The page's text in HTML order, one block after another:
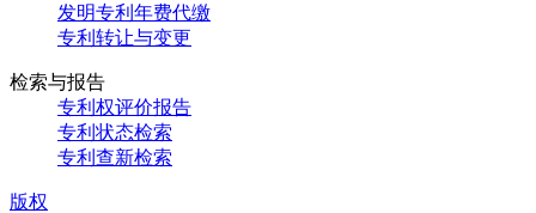
发明专利年费代缴
专利转让与变更
检索与报告
专利权评价报告
专利状态检索
专利查新检索
版权